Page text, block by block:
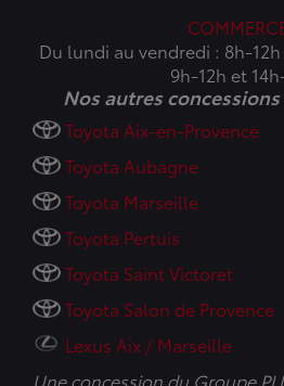
Du lundi au vendredi : 8h-
9h-12h et
Nos autres
Toyota Aix-en-Provence
Toyota Aubagne
Toyota Marseille
Toyota Pertuis
Toyota Saint Victoret
Toyota Salon de Provence
Lexus Aix / Marseille
Une concession du Groupe